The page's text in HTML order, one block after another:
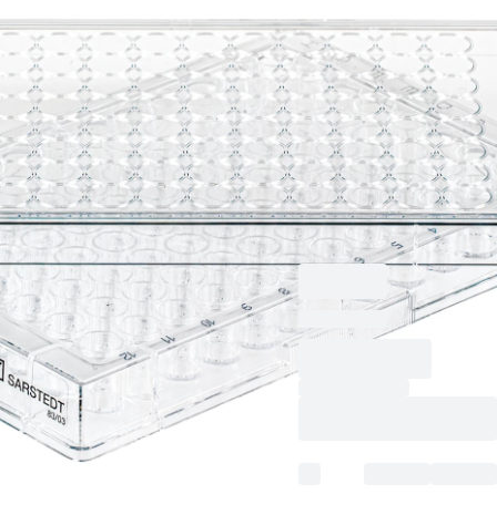
Zellkulturplatte, 96
Well, Material: PS,
Oberfläche: Standard,
für adhärente Zellen,
Codierungsfarbe: rot,
Flachboden, TC
Tested, 5 Stück/Beutel